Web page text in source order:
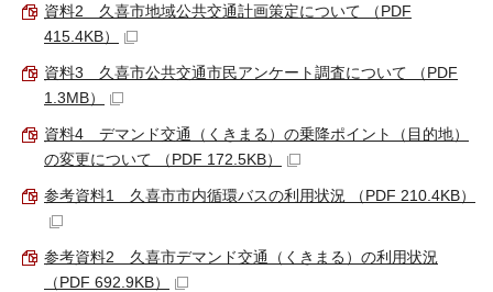
資料2 久喜市地域公共交通計画策定について （PDF
415.4KB）
資料3 久喜市公共交通市民アンケート調査について （PDF
1.3MB）
資料4 デマンド交通（くきまる）の乗降ポイント（目的地）
の変更について （PDF 172.5KB）
参考資料1 久喜市市内循環バスの利用状況 （PDF 210.4KB）
参考資料2 久喜市デマンド交通（くきまる）の利用状況
（PDF 692.9KB）